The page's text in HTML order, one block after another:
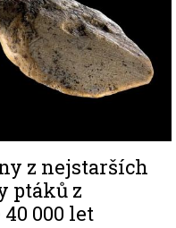
z nejstarších
ptáků z
000 let